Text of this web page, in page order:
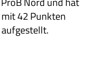
42 Punkten